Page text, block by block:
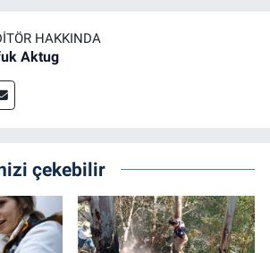
HAKKINDA
Aktug
çekebilir